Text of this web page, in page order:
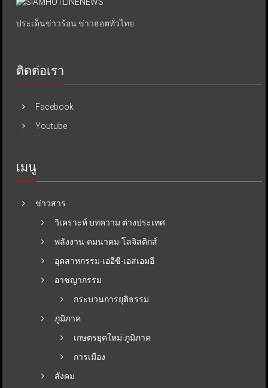
ประเด็นข่าวร้อน ข่าวฮอตทั่วไทย.
ติดต่อเรา
Facebook
Youtube
เมนู
ข่าวสาร
วิเคราะห์ บทความ ต่างประเทศ
พลังงาน-คมนาคม-โลจิสติกส์
อุตสาหกรรม-เออีซี-เอสเอมอี
อาชญากรรม
กระบวนการยุติธรรม
ภูมิภาค
เกษตรยุคใหม่-ภูมิภาค
การเมือง
สังคม